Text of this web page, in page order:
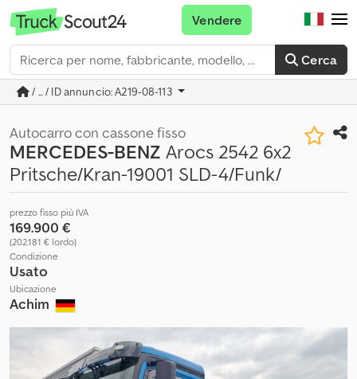
Cerca
Vendere
/ ... / ID annuncio: A219-08-113
Autocarro con cassone fisso
MERCEDES-BENZ Arocs 2542 6x2
Pritsche/Kran-19001 SLD-4/Funk/
prezzo fisso più IVA
169.900 €
(202.181 € lordo)
Condizione
Usato
Ubicazione
Achim